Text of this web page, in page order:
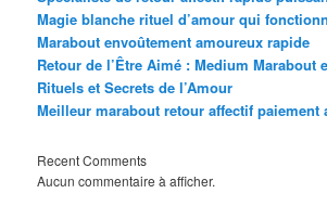
Magie blanche rituel d’amour qui
Marabout envoûtement amoureux rapide
Retour de l’Être Aimé : Medium Marabout
Rituels et Secrets de l’Amour
Meilleur marabout retour affectif paiement
Recent Comments
Aucun commentaire à afficher.